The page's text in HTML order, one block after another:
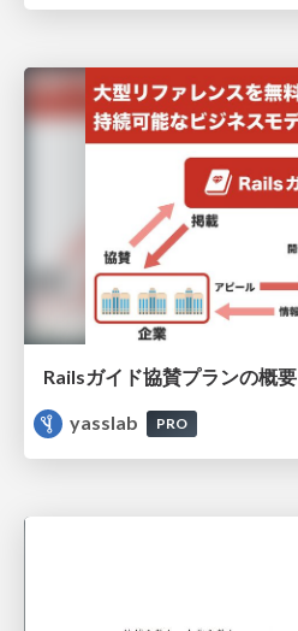
Railsガイド協賛プランの概要
yasslab
PRO